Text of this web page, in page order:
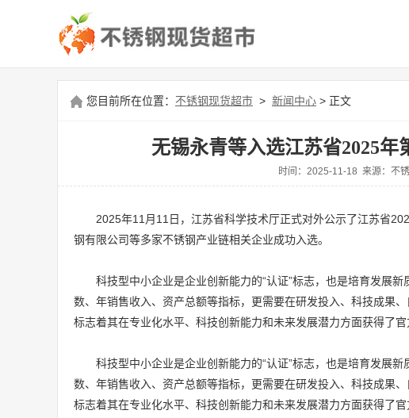
您目前所在位置： 不锈钢现货超市 > 新闻中心 > 正文
无锡永青等入选江苏省2025
时间：2025-11-18 来源：不
2025年11月11日，江苏省科学技术厅正式对外公示了江苏省
钢有限公司等多家不锈钢产业链相关企业成功入选。
科技型中小企业是企业创新能力的“认证”标志，也是培育发展
数、年销售收入、资产总额等指标，更需要在研发投入、科技成果
标志着其在专业化水平、科技创新能力和未来发展潜力方面获得了
科技型中小企业是企业创新能力的“认证”标志，也是培育发展
数、年销售收入、资产总额等指标，更需要在研发投入、科技成果
标志着其在专业化水平、科技创新能力和未来发展潜力方面获得了